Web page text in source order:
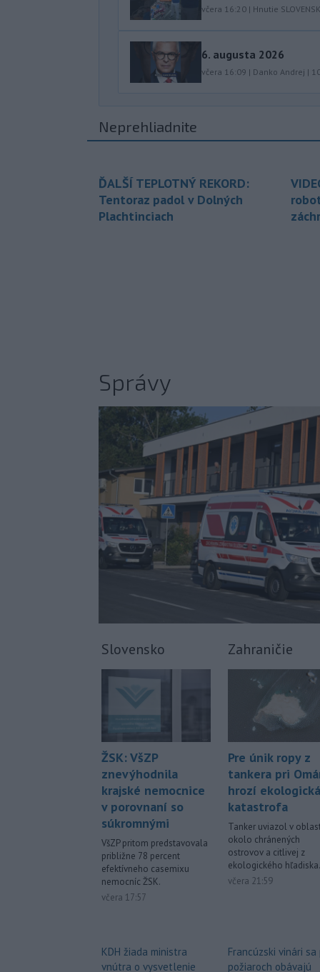
včera 16:20 | Hnutie
6. augusta 2026
včera 16:09 | Danko Andrej |
Neprehliadnite
ĎALŠÍ TEPLOTNÝ REKORD:
Tentoraz padol v Dolných
Plachtinciach
Správy
Slovensko
ŽSK: VšZP
znevýhodnila
krajské nemocnice
v porovnaní so
súkromnými
VšZP pritom predstavovala
približne 78 percent
efektívneho casemixu
nemocníc ŽSK.
včera 17:57
KDH žiada ministra
vnútra o vysvetlenie
Zahraničie
Pre únik ropy z
tankera pri
hrozí ekologická
katastrofa
Tanker uviazol v
okolo chránených
ostrovov a citlivej z
ekologického hľadiska.
včera 21:59
Francúzski vinári sa
požiaroch obávajú